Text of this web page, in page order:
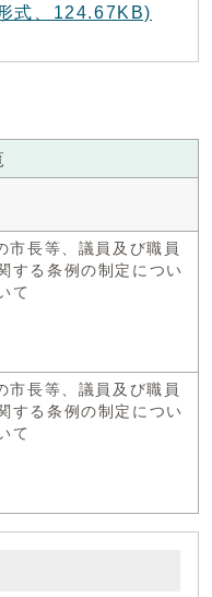
式、124.67KB)
市長等、議員及び職員
する条例の制定につい
て
市長等、議員及び職員
する条例の制定につい
て